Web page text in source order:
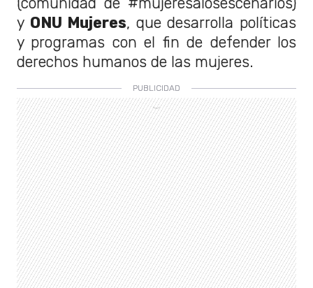
y ONU Mujeres, que desarrolla políticas
y programas con el fin de defender los
derechos humanos de las mujeres.